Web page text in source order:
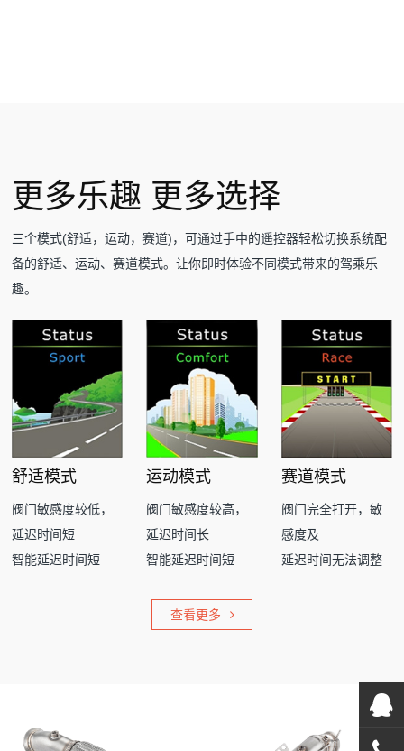
更多乐趣 更多选择
三个模式(舒适，运动，赛道)，可通过手中的遥控器轻松切换系统配
备的舒适、运动、赛道模式。让你即时体验不同模式带来的驾乘乐
趣。
舒适模式
阀门敏感度较低，
延迟时间短
智能延迟时间短
运动模式
阀门敏感度较高，
延迟时间长
智能延迟时间短
赛道模式
阀门完全打开，敏
感度及
延迟时间无法调整
查看更多
在线